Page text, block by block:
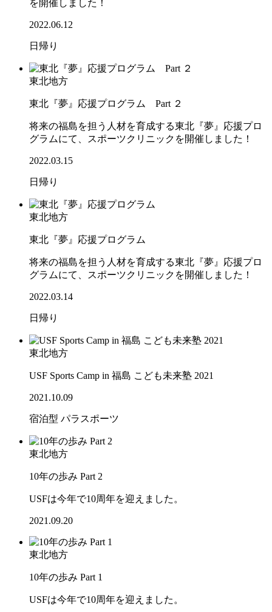
を開催しました！
2022.06.12
日帰り
東北地方
東北『夢』応援プログラム Part ２
将来の福島を担う人材を育成する東北『夢』応援プロ
グラムにて、スポーツクリニックを開催しました！
2022.03.15
日帰り
東北地方
東北『夢』応援プログラム
将来の福島を担う人材を育成する東北『夢』応援プロ
グラムにて、スポーツクリニックを開催しました！
2022.03.14
日帰り
東北地方
USF Sports Camp in 福島 こども未来塾 2021
2021.10.09
宿泊型 パラスポーツ
東北地方
10年の歩み Part 2
USFは今年で10周年を迎えました。
2021.09.20
東北地方
10年の歩み Part 1
USFは今年で10周年を迎えました。